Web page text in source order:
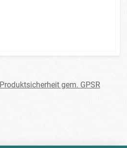
gem. GPSR